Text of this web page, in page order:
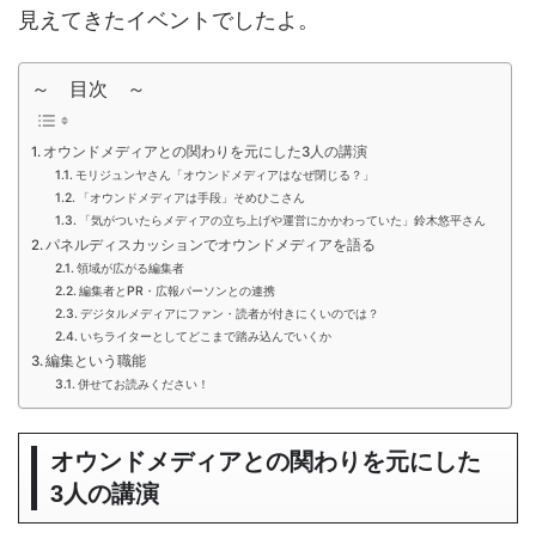
見えてきたイベントでしたよ。
～ 目次 ～
オウンドメディアとの関わりを元にした3人の講演
モリジュンヤさん「オウンドメディアはなぜ閉じる？」
「オウンドメディアは手段」そめひこさん
「気がついたらメディアの立ち上げや運営にかかわっていた」鈴木悠平さん
パネルディスカッションでオウンドメディアを語る
領域が広がる編集者
編集者とPR・広報パーソンとの連携
デジタルメディアにファン・読者が付きにくいのでは？
いちライターとしてどこまで踏み込んでいくか
編集という職能
併せてお読みください！
オウンドメディアとの関わりを元にした
3人の講演